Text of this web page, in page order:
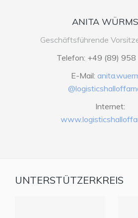
ANITA
Geschäftsführende
Telefon: +49 (89)
E-Mail:
Internet:
UNTERSTÜTZERKREIS